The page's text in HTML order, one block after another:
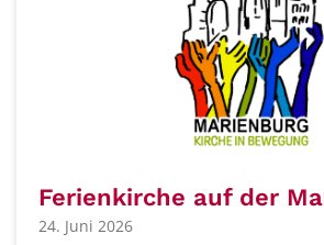
Ferienkirche auf der
24. Juni 2026